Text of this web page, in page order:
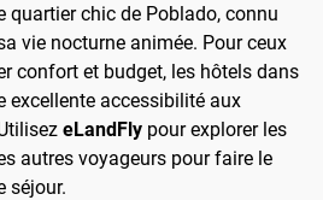
quartier chic de Poblado, connu
vie nocturne animée. Pour ceux
confort et budget, les hôtels dans
excellente accessibilité aux
eLandFly pour explorer les
autres voyageurs pour faire le
séjour.